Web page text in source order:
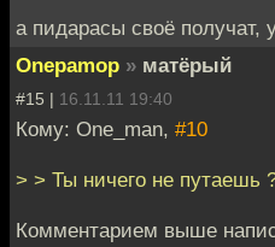
а пидарасы своё получат,
Onepamop » матёрый
#15 | 16.11.11 19:40
Кому: One_man, #10
> > Ты ничего не путаешь
Комментарием выше